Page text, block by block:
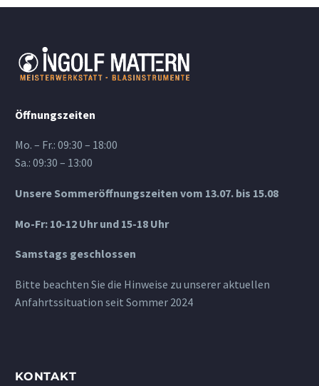
Öffnungszeiten
Mo. – Fr.: 09:30 – 18:00
Sa.: 09:30 – 13:00
Unsere Sommeröffnungszeiten vom 13.07. bis 15.08
Mo-Fr: 10-12 Uhr und 15-18 Uhr
Samstags geschlossen
Bitte beachten Sie die Hinweise zu unserer aktuellen
Anfahrtssituation seit Sommer 2024
KONTAKT